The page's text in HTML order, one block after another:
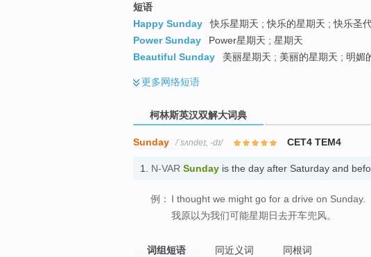
短语
Happy Sunday
快乐星期天 ; 快乐的星期天 ; 快乐圣
Power Sunday
Power星期天 ; 星期天
Beautiful Sunday
美丽星期天 ; 美丽的星期天 ; 明媚
更多网络短语
柯林斯英汉双解大词典
Sunday /ˈsʌndeɪ, -dɪ/ CET4 TEM4
1. N-VAR Sunday is the day after Saturday and
例： I thought we might go for a drive on Sunday.
我原以为我们可能星期日去开车兜风。
词组短语 同近义词 同根词